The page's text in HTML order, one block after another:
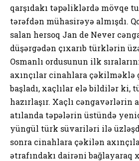
qarşıdakı təpəliklərdə mövqe
tərəfdən mühasirəyə almışdı.
salan hersoq Jan de Never
düşərgədən çıxarıb türklərin
Osmanlı ordusunun ilk
axınçılar cinahlara çəkilməklə
başladı, xaçlılar elə bildilər ki,
hazırlaşır. Xaçlı cəngavərlərin
atılanda təpələrin üstündə
yüngül türk süvariləri ilə
sonra cinahlara çəkilən
ətrafındakı dairəni bağlayaraq